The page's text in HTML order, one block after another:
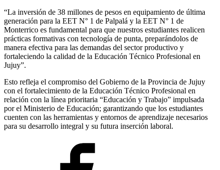
“La inversión de 38 millones de pesos en equipamiento de última
generación para la EET N° 1 de Palpalá y la EET N° 1 de
Monterrico es fundamental para que nuestros estudiantes realicen
prácticas formativas con tecnología de punta, preparándolos de
manera efectiva para las demandas del sector productivo y
fortaleciendo la calidad de la Educación Técnico Profesional en
Jujuy”.
Esto refleja el compromiso del Gobierno de la Provincia de Jujuy
con el fortalecimiento de la Educación Técnico Profesional en
relación con la línea prioritaria “Educación y Trabajo” impulsada
por el Ministerio de Educación; garantizando que los estudiantes
cuenten con las herramientas y entornos de aprendizaje necesarios
para su desarrollo integral y su futura inserción laboral.